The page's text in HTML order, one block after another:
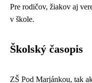
Pre rodičov, žiakov aj
v škole.
Školský časopis
ZŠ Pod Marjánkou, tak